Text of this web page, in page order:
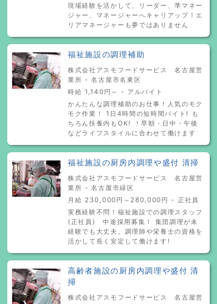
現場経験を活かして、リーダー、準マネー
ジャー、マネージャーへキャリアップ！エ
リアマネージャーも夢ではありません
福祉施設の調理補助
株式会社アスモフードサービス 名古屋営
業所 - 名古屋市名東区
時給 1,140円～ - アルバイト
かんたんな調理補助のお仕事！人気のモク
モク作業！ 1日4時間の短時間バイト! も
ちろん扶養内もOK! ！早朝・日中・午後
などライフスタイルに合わせて働けます
福祉施設の厨房内調理や盛付 清掃
株式会社アスモフードサービス 名古屋営
業所 - 名古屋市緑区
月給 230,000円～280,000円 - 正社員
実務経験不問！福祉施設での調理スタッフ
(正社員) 中途採用募集！ 集団調理が未
経験でも大丈夫。調理師や栄養士の資格を
活かして長く安定して働けます!
高齢者施設の厨房内調理や盛付 清
掃
株式会社アスモフードサービス 名古屋営